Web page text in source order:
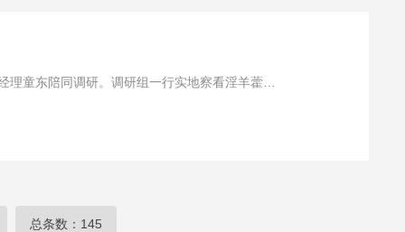
童东陪同调研。调研组一行实地察看淫羊藿种
总条数：145